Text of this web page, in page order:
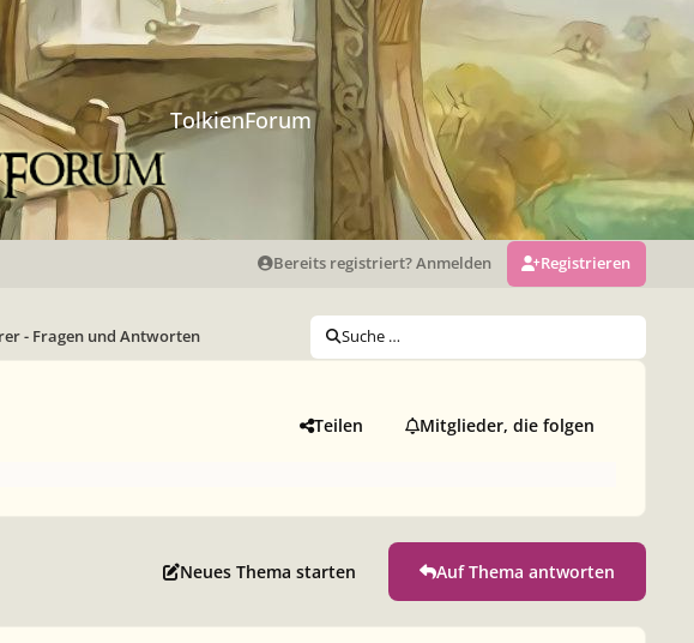
TolkienForum
Bereits registriert? Anmelden Registrieren
- Fragen und Antworten Suche …
Teilen Mitglieder, die folgen
Neues Thema starten Auf Thema antworten